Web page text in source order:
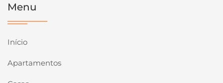
Menu
Início
Apartamentos